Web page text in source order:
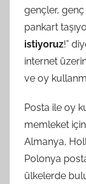
gençler,
pankart
istiyoruz!”
internet
ve oy
Posta ile oy
memleket
Almanya,
Polonya
ülkelerde